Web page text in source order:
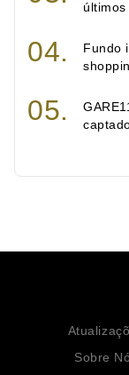
Fundo
Sobre